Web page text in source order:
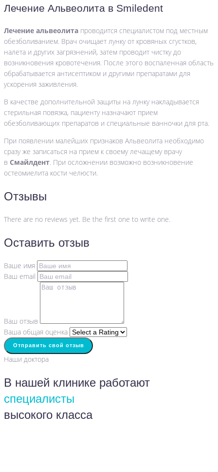
Лечение Альвеолита в Smiledent
Лечение альвеолита проводится специалистом под местным
обезболиванием. Врач очищает лунку от кровяных сгустков,
налета и других загрязнений, затем проводит чистку до
возникновения кровотечения. После этого воспаленная область
обрабатывается антисептиком и другими препаратами для
ускорения заживления.
В качестве дополнительной защиты на лунку накладывается
стерильная повязка, пациенту назначают прием
обезболивающих препаратов и специальные ванночки для рта.
При появлении малейших признаков Альвеолита необходимо
сразу же записаться на прием к своему лечащему врачу
в Смайлдент. При осложнении возможно возникновение
остеомиелита кости челюсти.
Отзывы
There are no reviews yet. Be the first one to write one.
Оставить отзыв
Ваше имя
Ваш email
Ваш отзыв
Ваша общая оценка
Отправить свой отзыв
Наши доктора
В нашей клинике работают
специалисты
высокого класса